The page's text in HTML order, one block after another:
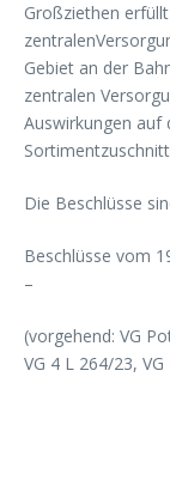
Großziethen
Gebiet an der
zentralen
Auswirkungen auf
Die Beschlüsse
Beschlüsse vom
–
(vorgehend: VG
VG 4 L 264/23,